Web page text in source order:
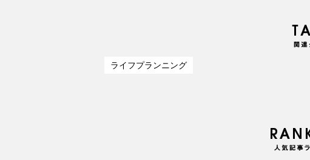
ライフプランニング